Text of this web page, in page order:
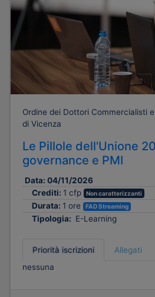
Ordine dei Dottori Commercialisti
di Vicenza
Le Pillole dell'Unione
governance e PMI
Data: 04/11/2026
Crediti: 1 cfp Non caratterizzanti
Durata: 1 ore FAD Streaming
Tipologia: E-Learning
Priorità iscrizioni Allegati
nessuna